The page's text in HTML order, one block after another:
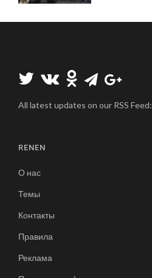
All latest updates on our RSS Feed:
RENEN
О нас
Темы
Контакты
Правила
Реклама